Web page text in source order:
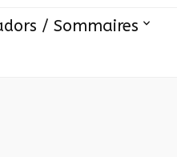
/ Sommaires